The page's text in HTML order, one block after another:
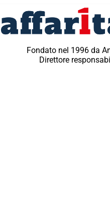
Fondato nel 1996 da
Direttore